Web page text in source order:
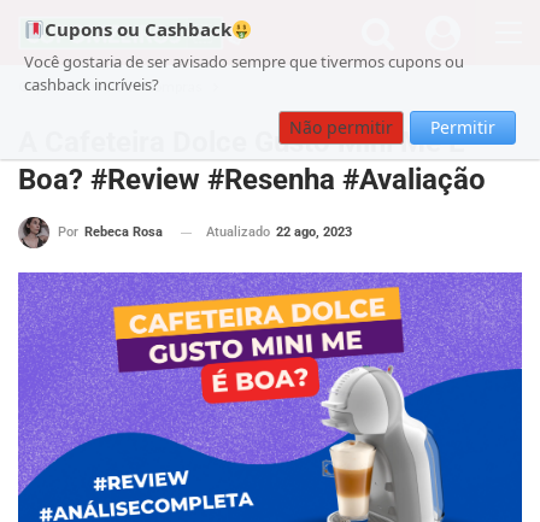
Cupons ou Cashback
Você gostaria de ser avisado sempre que tivermos cupons ou
cashback incríveis?
Não permitir Permitir
Cupom Guia de Compras
A Cafeteira Dolce Gusto Mini Me É
Boa? #Review #Resenha #Avaliação
Por Rebeca Rosa Atualizado 22 ago, 2023